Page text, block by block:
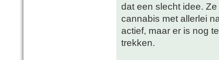
dat een slecht idee.
cannabis met allerlei
actief, maar er is nog
trekken.